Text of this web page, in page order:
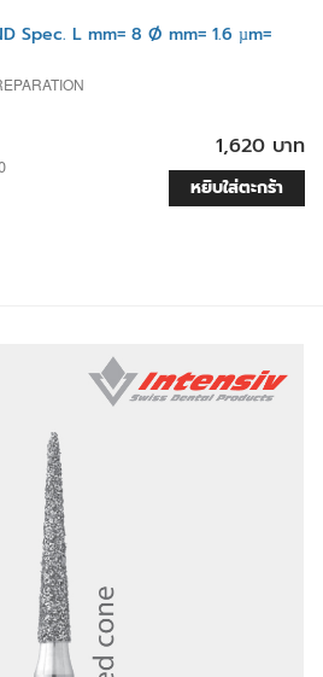
Spec. L mm= 8 Ø mm= 1.6 µm=
1,620 บาท
หยิบใส่ตะกร้า